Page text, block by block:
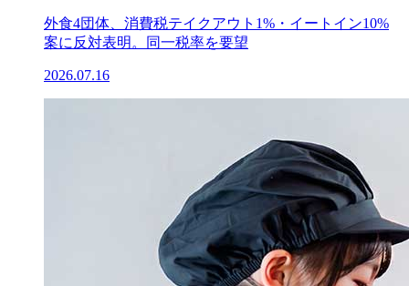
外食4団体、消費税テイクアウト1%・イートイン10%
案に反対表明。同一税率を要望
2026.07.16